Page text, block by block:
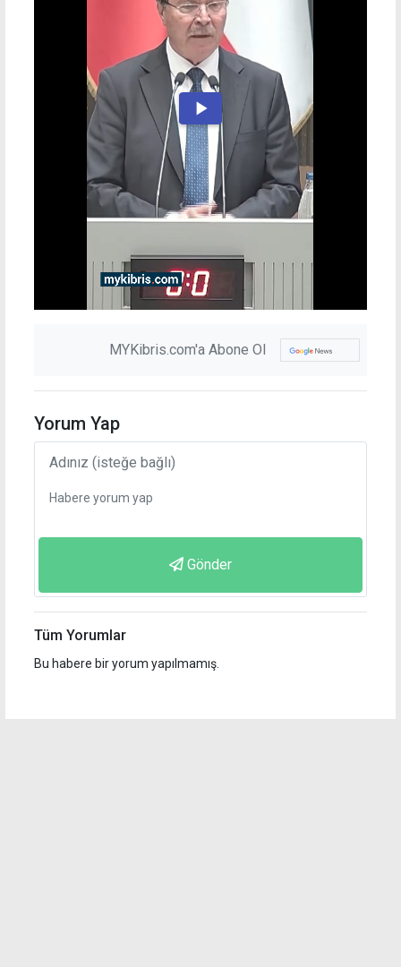
Play
Video
MYKibris.com'a Abone Ol
Yorum Yap
Gönder
Tüm Yorumlar
Bu habere bir yorum yapılmamış.